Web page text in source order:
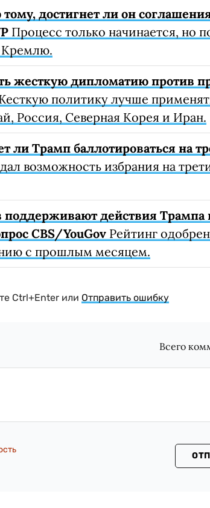
достигнет ли он
Процесс только начинается, но
Кремлю.
жесткую дипломатию против
политику лучше
Россия, Северная Корея и Иран.
Трамп баллотироваться на
возможность избрания на
действия Трампа
CBS/YouGov Рейтинг
с прошлым месяцем.
Ctrl+Enter или Отправить ошибку
Всего